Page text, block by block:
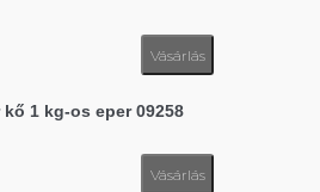
Vásárlás
kő 1 kg-os eper 09258
Vásárlás